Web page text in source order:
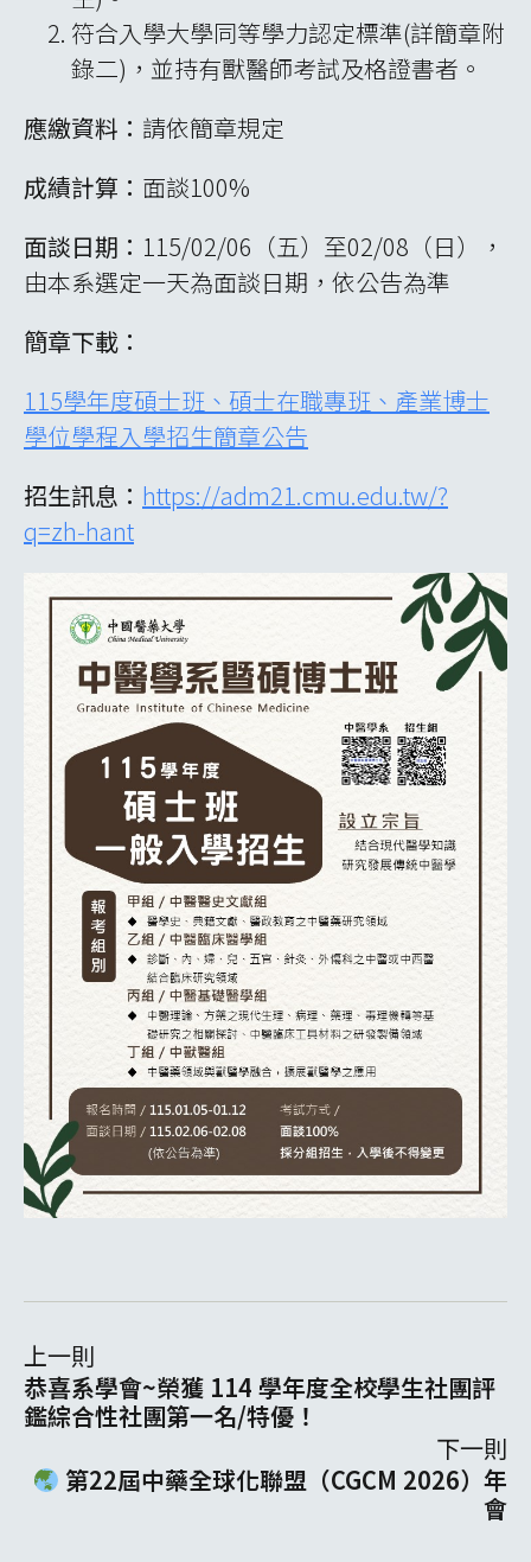
符合入學大學同等學力認定標準(詳簡章附
錄二)，並持有獸醫師考試及格證書者。
應繳資料： 請依簡章規定
成績計算： 面談100%
面談日期： 115/02/06（五）至02/08（日），
由本系選定一天為面談日期，依公告為準
簡章下載：
115學年度碩士班、碩士在職專班、產業博士
學位學程入學招生簡章公告
招生訊息： https://adm21.cmu.edu.tw/?
q=zh-hant
上一則
恭喜系學會~榮獲 114 學年度全校學生社團評
鑑綜合性社團第一名/特優！
下一則
第22屆中藥全球化聯盟（CGCM 2026）年
會